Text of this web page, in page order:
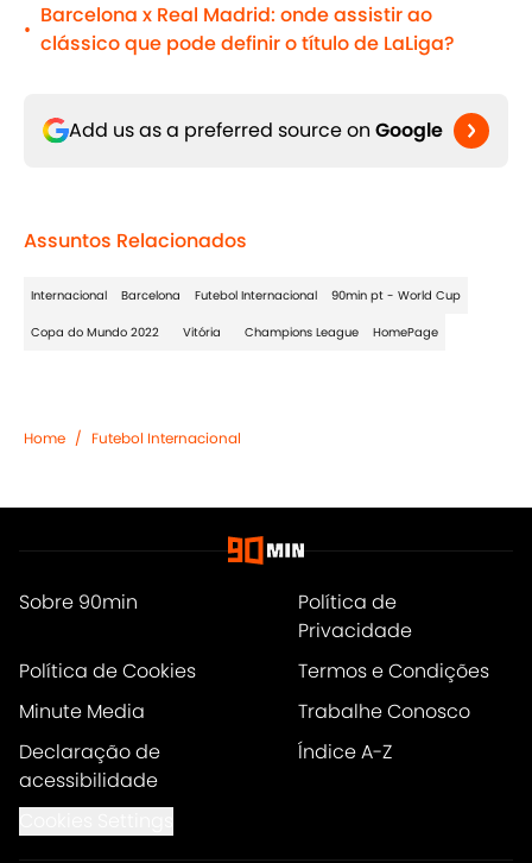
•
Barcelona x Real Madrid: onde assistir ao
clássico que pode definir o título de LaLiga?
Add us as a preferred source on Google
Assuntos Relacionados
Internacional Barcelona Futebol Internacional 90min pt - World Cup
Copa do Mundo 2022 Vitória Champions League HomePage
Home / Futebol Internacional
Sobre 90min
Política de
Privacidade
Política de Cookies
Termos e Condições
Minute Media
Trabalhe Conosco
Declaração de
acessibilidade
Índice A-Z